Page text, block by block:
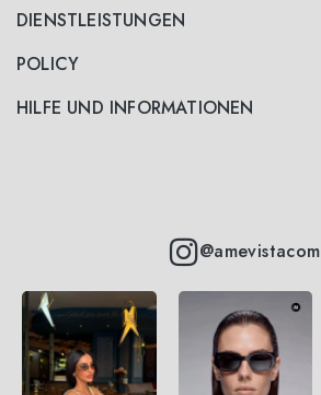
DIENSTLEISTUNGEN
POLICY
HILFE UND INFORMATIONEN
@amevistacom